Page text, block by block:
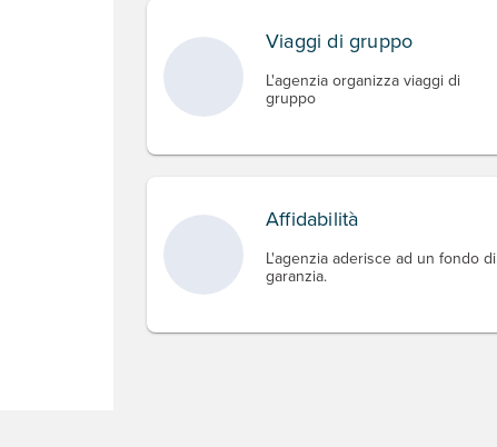
Viaggi di gruppo
L'agenzia organizza viaggi di
gruppo
Affidabilità
L'agenzia aderisce ad un fondo di
garanzia.